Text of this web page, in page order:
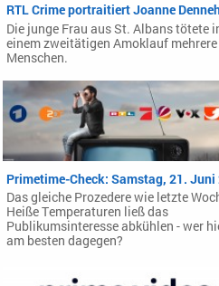
RTL Crime portraitiert Joanne
Die junge Frau aus St. Albans tötete
einem zweitätigen Amoklauf mehrere
Menschen.
Primetime-Check: Samstag, 21. Juni
Das gleiche Prozedere wie letzte
Heiße Temperaturen ließ das
Publikumsinteresse abkühlen - wer
am besten dagegen?